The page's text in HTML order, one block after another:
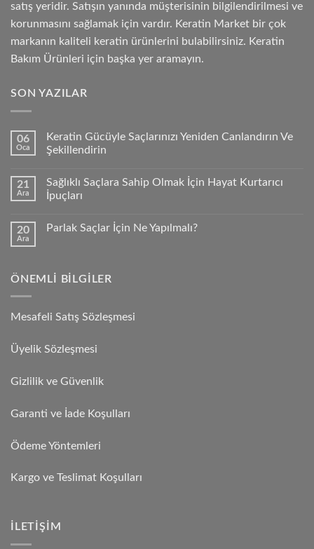
satış yeridir. Satışın yanında müşterisinin bilgilendirilmesi ve
korunmasını sağlamak için vardır. Keratin Market bir çok
markanın kaliteli keratin ürünlerini bulabilirsiniz. Keratin
Bakım Ürünleri için başka yer aramayın.
SON YAZILAR
06
Oca
Keratin Gücüyle Saçlarınızı Yeniden Canlandırın Ve
Şekillendirin
21
Ara
Sağlıklı Saçlara Sahip Olmak İçin Hayat Kurtarıcı
İpuçları
20
Ara
Parlak Saçlar İçin Ne Yapılmalı?
ÖNEMLI BILGILER
Mesafeli Satış Sözleşmesi
Üyelik Sözleşmesi
Gizlilik ve Güvenlik
Garanti ve İade Koşulları
Ödeme Yöntemleri
Kargo ve Teslimat Koşulları
İLETIŞIM